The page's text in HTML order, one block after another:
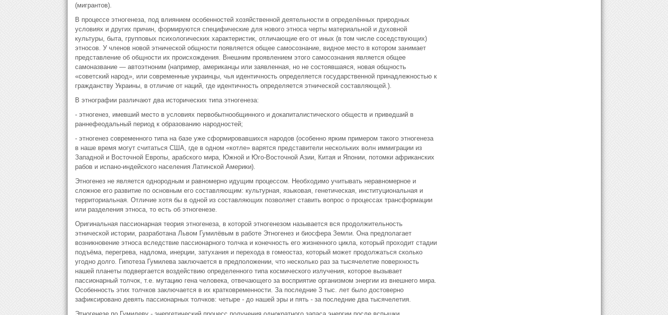
(мигрантов).
В процессе этногенеза, под влиянием особенностей хозяйственной деятельности в определённых природных
условиях и других причин, формируются специфические для нового этноса черты материальной и духовной
культуры, быта, групповых психологических характеристик, отличающие его от иных (в том числе соседствующих)
этносов. У членов новой этнической общности появляется общее самосознание, видное место в котором занимает
представление об общности их происхождения. Внешним проявлением этого самосознания является общее
самоназвание — автоэтноним (например, американцы или заявленная, но не состоявшаяся, новая общность
«советский народ», или современные украинцы, чья идентичность определяется государственной принадлежностью к
гражданству Украины, в отличие от наций, где идентичность определяется этнической составляющей.).
В этнографии различают два исторических типа этногенеза:
- этногенез, имевший место в условиях первобытнообщинного и докапиталистического обществ и приведший в
раннефеодальный период к образованию народностей;
- этногенез современного типа на базе уже сформировавшихся народов (особенно ярким примером такого этногенеза
в наше время могут считаться США, где в одном «котле» варятся представители нескольких волн иммиграции из
Западной и Восточной Европы, арабского мира, Южной и Юго-Восточной Азии, Китая и Японии, потомки африканских
рабов и испано-индейского населения Латинской Америки).
Этногенез не является однородным и равномерно идущим процессом. Необходимо учитывать неравномерное и
сложное его развитие по основным его составляющим: культурная, языковая, генетическая, институциональная и
территориальная. Отличие хотя бы в одной из составляющих позволяет ставить вопрос о процессах трансформации
или разделения этноса, то есть об этногенезе.
Оригинальная пассионарная теория этногенеза, в которой этногенезом называется вся продолжительность
этнической истории, разработана Львом Гумилёвым в работе Этногенез и биосфера Земли. Она предполагает
возникновение этноса вследствие пассионарного толчка и конечность его жизненного цикла, который проходит стадии
подъёма, перегрева, надлома, инерции, затухания и перехода в гомеостаз, который может продолжаться сколько
угодно долго. Гипотеза Гумилева заключается в предположении, что несколько раз за тысячелетие поверхность
нашей планеты подвергается воздействию определенного типа космического излучения, которое вызывает
пассионарный толчок, т.е. мутацию гена человека, отвечающего за восприятие организмом энергии из внешнего мира.
Особенность этих толчков заключается в их кратковременности. За последние 3 тыс. лет было достоверно
зафиксировано девять пассионарных толчков: четыре - до нашей эры и пять - за последние два тысячелетия.